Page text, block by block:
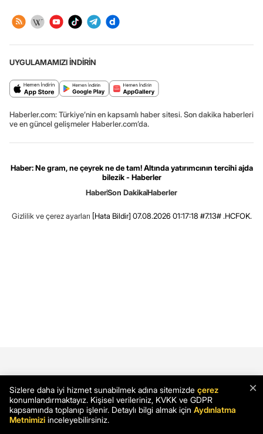
UYGULAMAMIZI İNDİRİN
Haberler.com: Türkiye’nin en kapsamlı haber sitesi. Son dakika haberleri
ve en güncel gelişmeler Haberler.com’da.
Haber: Ne gram, ne çeyrek ne de tam! Altında yatırımcının tercihi ajda
bilezik - Haberler
HaberSon DakikaHaberler
Gizlilik ve çerez ayarları [Hata Bildir] 07.08.2026 01:17:18 #7.13# .HCFOK.
×
Sizlere daha iyi hizmet sunabilmek adına sitemizde çerez
konumlandırmaktayız. Kişisel verileriniz, KVKK ve GDPR
kapsamında toplanıp işlenir. Detaylı bilgi almak için Aydınlatma
Metnimizi inceleyebilirsiniz.